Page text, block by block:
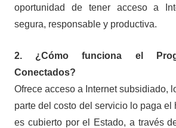
oportunidad de tener acceso a
segura, responsable y productiva.
2. ¿Cómo funciona el
Conectados?
Ofrece acceso a Internet subsidiado,
parte del costo del servicio lo paga el
es cubierto por el Estado, a través